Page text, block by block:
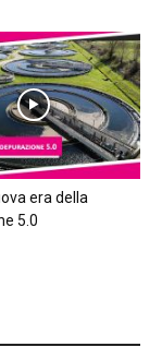
era della
5.0